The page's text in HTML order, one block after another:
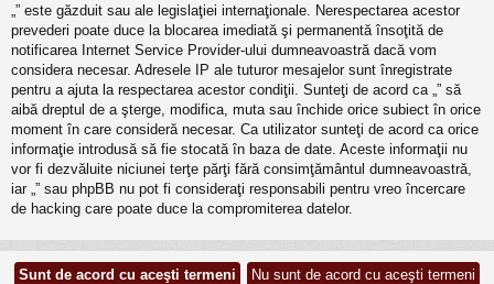
„” este găzduit sau ale legislaţiei internaţionale. Nerespectarea acestor
prevederi poate duce la blocarea imediată şi permanentă însoţită de
notificarea Internet Service Provider-ului dumneavoastră dacă vom
considera necesar. Adresele IP ale tuturor mesajelor sunt înregistrate
pentru a ajuta la respectarea acestor condiţii. Sunteţi de acord ca „” să
aibă dreptul de a şterge, modifica, muta sau închide orice subiect în orice
moment în care consideră necesar. Ca utilizator sunteţi de acord ca orice
informaţie introdusă să fie stocată în baza de date. Aceste informaţii nu
vor fi dezvăluite niciunei terţe părţi fără consimţământul dumneavoastră,
iar „” sau phpBB nu pot fi consideraţi responsabili pentru vreo încercare
de hacking care poate duce la compromiterea datelor.